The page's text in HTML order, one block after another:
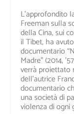
L’approfondito
Freeman sulla
della Cina, sui
il Tibet, ha
documentario
Madre”(2014,
verrà proiettato
dell’autrice
documentario
una società di
violenza di ogni